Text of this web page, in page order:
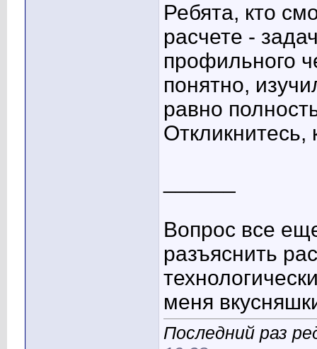
Ребята, кто
расчете -
профильного
понятно,
равно
Откликнитесь,
Вопрос все
разъяснить
меня
Последний раз